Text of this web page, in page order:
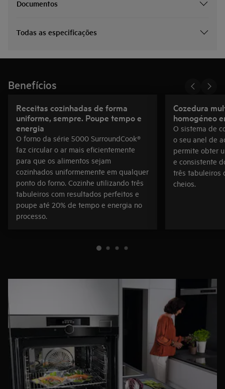
Documentos
Todas as especificações
Benefícios
Receitas cozinhadas de forma
uniforme, sempre. Poupe tempo e
energia
O forno da série 5000 SurroundCook®
faz circular o ar mais eficientemente
para que os alimentos sejam
cozinhados uniformemente em qualquer
ponto do forno. Cozinhe utilizando três
tabuleiros com resultados perfeitos e
poupe até 20% de tempo e energia no
processo.
Cozedura
homogéneo
O sistema de
o seu anel de
permite obter
e consistente
três tabuleiros
cheios.